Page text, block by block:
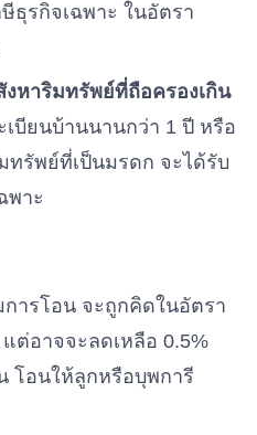
ธุรกิจเฉพาะ ในอัตรา
หาริมทรัพย์ที่ถือครองเกิน
บียนบ้านนานกว่า 1 ปี หรือ
รัพย์ที่เป็นมรดก จะได้รับ
พาะ
ารโอน จะถูกคิดในอัตรา
ต่อาจจะลดเหลือ 0.5%
โอนให้ลูกหรือบุพการี